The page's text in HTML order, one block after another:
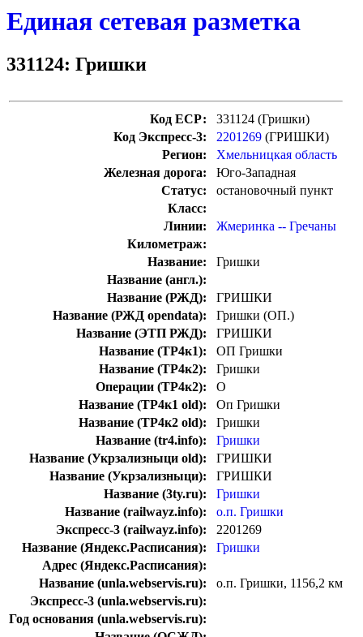
Единая сетевая разметка
331124: Гришки
Код ЕСР:
331124 (Гришки)
Код Экспресс-3:
2201269 (ГРИШКИ)
Регион:
Хмельницкая область
Железная дорога:
Юго-Западная
Статус:
остановочный пункт
Класс:
Линии:
Жмеринка -- Гречаны
Километраж:
Название:
Гришки
Название (англ.):
Название (РЖД):
ГРИШКИ
Название (РЖД opendata):
Гришки (ОП.)
Название (ЭТП РЖД):
ГРИШКИ
Название (ТР4к1):
ОП Гришки
Название (ТР4к2):
Гришки
Операции (ТР4к2):
О
Название (ТР4к1 old):
Оп Гришки
Название (ТР4к2 old):
Гришки
Название (tr4.info):
Гришки
Название (Укрзализныци old):
ГРИШКИ
Название (Укрзализныци):
ГРИШКИ
Название (3ty.ru):
Гришки
Название (railwayz.info):
о.п. Гришки
Экспресс-3 (railwayz.info):
2201269
Название (Яндекс.Расписания):
Гришки
Адрес (Яндекс.Расписания):
Название (unla.webservis.ru):
о.п. Гришки, 1156,2 км
Экспресс-3 (unla.webservis.ru):
Год основания (unla.webservis.ru):